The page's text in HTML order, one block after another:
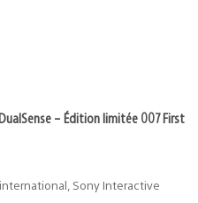
– Édition limitée 007 First
Sony Interactive